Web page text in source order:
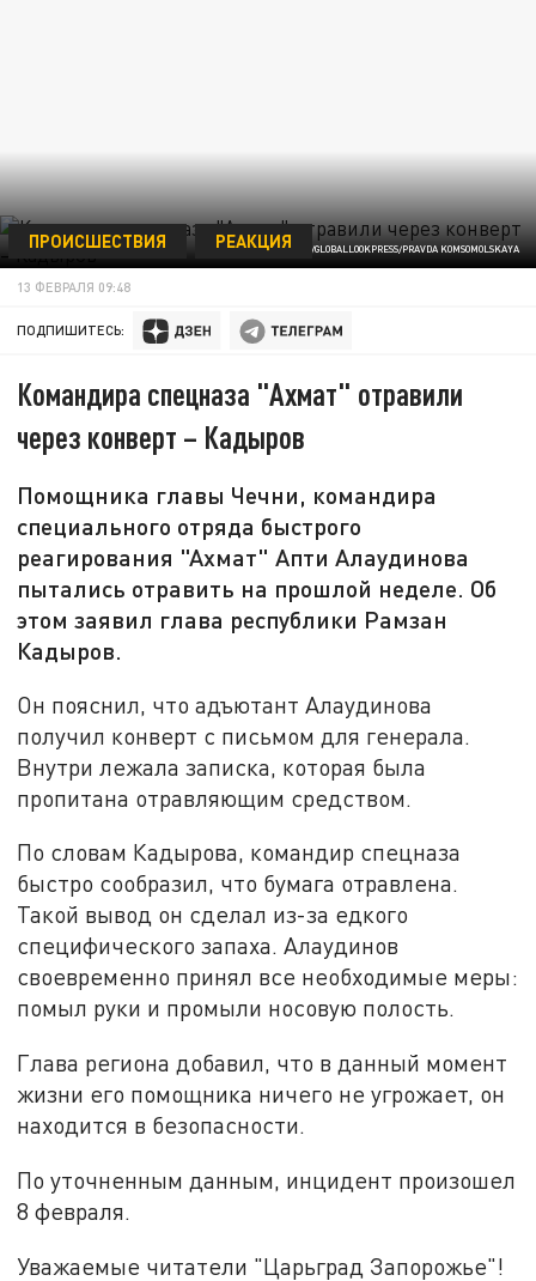
/GLOBALLOOKPRESS/PRAVDA KOMSOMOLSKAYA
ПРОИСШЕСТВИЯ РЕАКЦИЯ
13 ФЕВРАЛЯ 09:48
ПОДПИШИТЕСЬ:
Командира спецназа "Ахмат" отравили
через конверт – Кадыров
Помощника главы Чечни, командира
специального отряда быстрого
реагирования "Ахмат" Апти Алаудинова
пытались отравить на прошлой неделе. Об
этом заявил глава республики Рамзан
Кадыров.
Он пояснил, что адъютант Алаудинова
получил конверт с письмом для генерала.
Внутри лежала записка, которая была
пропитана отравляющим средством.
По словам Кадырова, командир спецназа
быстро сообразил, что бумага отравлена.
Такой вывод он сделал из-за едкого
специфического запаха. Алаудинов
своевременно принял все необходимые меры:
помыл руки и промыли носовую полость.
Глава региона добавил, что в данный момент
жизни его помощника ничего не угрожает, он
находится в безопасности.
По уточненным данным, инцидент произошел
8 февраля.
Уважаемые читатели "Царьград Запорожье"!